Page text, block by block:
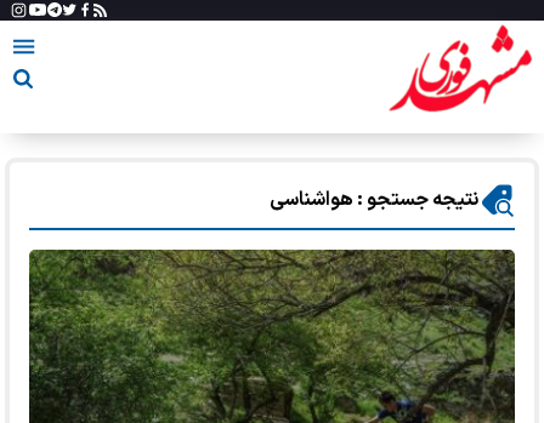
نتیجه جستجو : هواشناسی